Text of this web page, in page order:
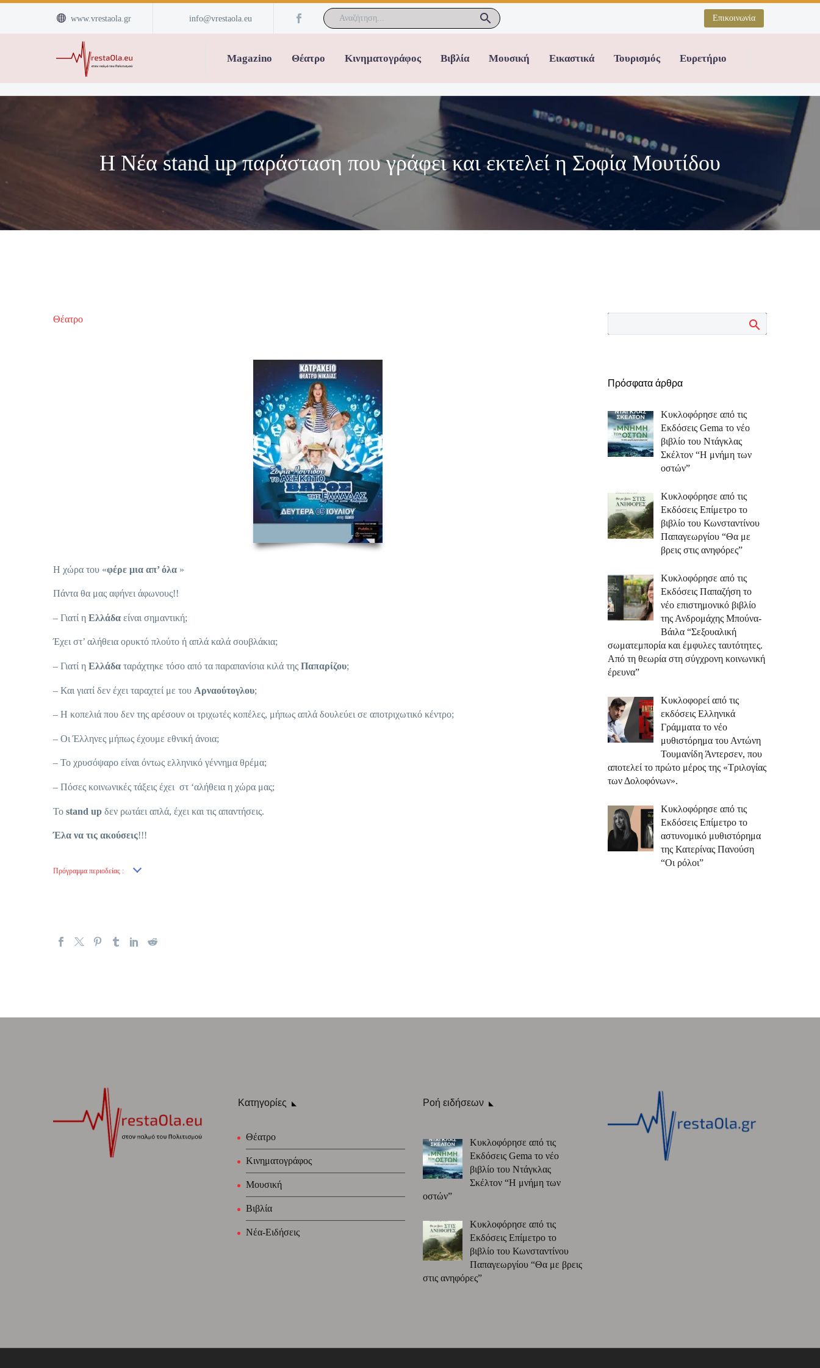

 www.vrestaola.gr info@vrestaola.eu Επικοινωνία
Magazino Θέατρο Κινηματογράφος Βιβλία Μουσική Εικαστικά Τουρισμός Ευρετήριο
Η Νέα stand up παράσταση που γράφει και εκτελεί η Σοφία Μουτίδου
Θέατρο
Η χώρα του «φέρε μια απ’ όλα »
Πάντα θα μας αφήνει άφωνους!!
– Γιατί η Ελλάδα είναι σημαντική;
Έχει στ’ αλήθεια ορυκτό πλούτο ή απλά καλά σουβλάκια;
– Γιατί η Ελλάδα ταράχτηκε τόσο από τα παραπανίσια κιλά της Παπαρίζου;
– Και γιατί δεν έχει ταραχτεί με του Αρναούτογλου;
– Η κοπελιά που δεν της αρέσουν οι τριχωτές κοπέλες, μήπως απλά δουλεύει σε αποτριχωτικό κέντρο;
– Οι Έλληνες μήπως έχουμε εθνική άνοια;
– Το χρυσόψαρο είναι όντως ελληνικό γέννημα θρέμα;
– Πόσες κοινωνικές τάξεις έχει στ ‘αλήθεια η χώρα μας;
Το stand up δεν ρωτάει απλά, έχει και τις απαντήσεις.
Έλα να τις ακούσεις!!!
Πρόγραμμα περιοδείας :
Πρόσφατα άρθρα
Κυκλοφόρησε από τις
Εκδόσεις Gema το νέο
βιβλίο του Ντάγκλας
Σκέλτον “Η μνήμη των
οστών”
Κυκλοφόρησε από τις
Εκδόσεις Επίμετρο το
βιβλίο του Κωνσταντίνου
Παπαγεωργίου “Θα με
βρεις στις ανηφόρες”
Κυκλοφόρησε από τις
Εκδόσεις Παπαζήση το
νέο επιστημονικό βιβλίο
της Ανδρομάχης Μπούνα-
Βάιλα “Σεξουαλική
σωματεμπορία και έμφυλες ταυτότητες.
Από τη θεωρία στη σύγχρονη κοινωνική
έρευνα”
Κυκλοφορεί από τις
εκδόσεις Ελληνικά
Γράμματα το νέο
μυθιστόρημα του Αντώνη
Τουμανίδη Άντερσεν, που
αποτελεί το πρώτο μέρος της «Τριλογίας
των Δολοφόνων».
Κυκλοφόρησε από τις
Εκδόσεις Επίμετρο το
αστυνομικό μυθιστόρημα
της Κατερίνας Πανούση
“Οι ρόλοι”
Κατηγορίες
Θέατρο
Κινηματογράφος
Μουσική
Βιβλία
Νέα-Ειδήσεις
Ροή ειδήσεων
Κυκλοφόρησε από τις
Εκδόσεις Gema το νέο
βιβλίο του Ντάγκλας
Σκέλτον “Η μνήμη των
οστών”
Κυκλοφόρησε από τις
Εκδόσεις Επίμετρο το
βιβλίο του Κωνσταντίνου
Παπαγεωργίου “Θα με βρεις
στις ανηφόρες”